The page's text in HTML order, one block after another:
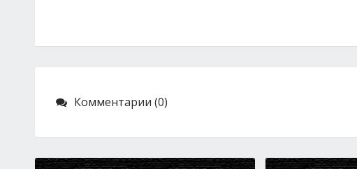
Комментарии (0)